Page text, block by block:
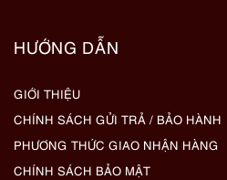
HƯỚNG DẪN
GIỚI THIỆU
CHÍNH SÁCH GỬI TRẢ / BẢO HÀNH
PHƯƠNG THỨC GIAO NHẬN HÀNG
CHÍNH SÁCH BẢO MẬT